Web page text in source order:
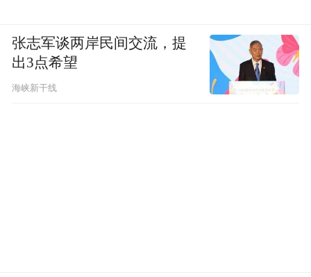
张志军谈两岸民间交流，提
出3点希望
海峡新干线